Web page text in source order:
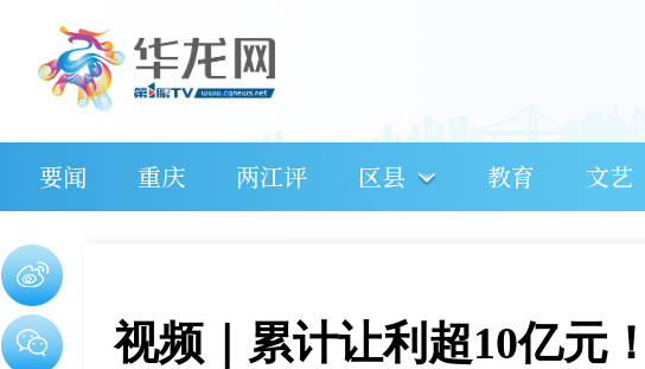
要闻 重庆 两江评 区县 教育 文艺
视频｜累计让利超10亿元